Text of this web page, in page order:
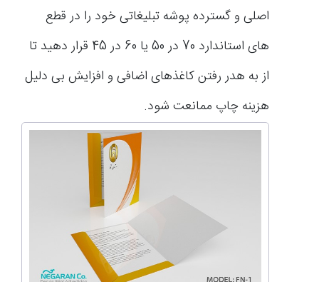
اصلی و گسترده پوشه تبلیغاتی خود را در قطع‌
های استاندارد 70 در 50 یا 60 در 45 قرار دهید تا
از به هدر رفتن کاغذهای اضافی و افزایش بی‌ دلیل
هزینه چاپ ممانعت شود.